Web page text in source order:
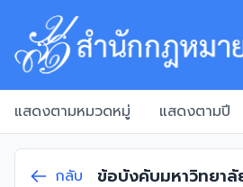
แสดงตามหมวดหมู่ แสดงตามปี
กลับ
ข้อบังคับมหาวิทยา